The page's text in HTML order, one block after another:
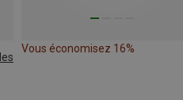
Vous économisez 16%